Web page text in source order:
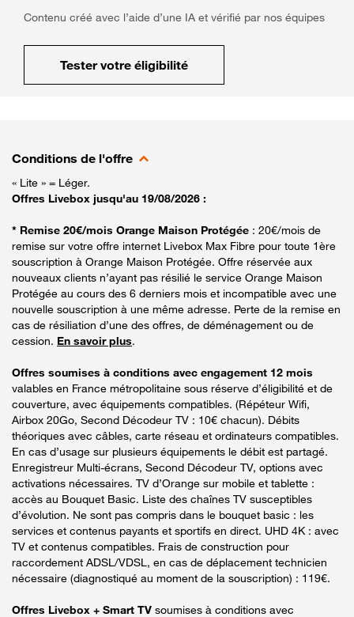
Contenu créé avec l’aide d’une IA et vérifié par nos équipes
Tester votre éligibilité
Conditions de l'offre
« Lite » = Léger.
Offres Livebox jusqu'au 19/08/2026 :
* Remise 20€/mois Orange Maison Protégée : 20€/mois de
remise sur votre offre internet Livebox Max Fibre pour toute 1ère
souscription à Orange Maison Protégée. Offre réservée aux
nouveaux clients n’ayant pas résilié le service Orange Maison
Protégée au cours des 6 derniers mois et incompatible avec une
nouvelle souscription à une même adresse. Perte de la remise en
cas de résiliation d’une des offres, de déménagement ou de
cession. En savoir plus.
Offres soumises à conditions avec engagement 12 mois
valables en France métropolitaine sous réserve d’éligibilité et de
couverture, avec équipements compatibles. (Répéteur Wifi,
Airbox 20Go, Second Décodeur TV : 10€ chacun). Débits
théoriques avec câbles, carte réseau et ordinateurs compatibles.
En cas d’usage sur plusieurs équipements le débit est partagé.
Enregistreur Multi-écrans, Second Décodeur TV, options avec
activations nécessaires. TV d’Orange sur mobile et tablette :
accès au Bouquet Basic. Liste des chaînes TV susceptibles
d’évolution. Ne sont pas compris dans le bouquet basic : les
services et contenus payants et sportifs en direct. UHD 4K : avec
TV et contenus compatibles. Frais de construction pour
raccordement ADSL/VDSL, en cas de déplacement technicien
nécessaire (diagnostiqué au moment de la souscription) : 119€.
Offres Livebox + Smart TV soumises à conditions avec